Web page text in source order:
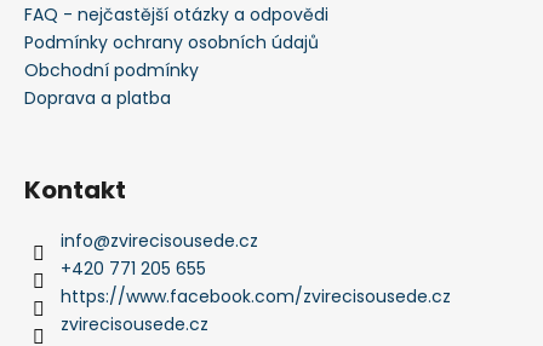
FAQ - nejčastější otázky a odpovědi
Podmínky ochrany osobních údajů
Obchodní podmínky
Doprava a platba
Kontakt
info@zvirecisousede.cz
+420 771 205 655
https://www.facebook.com/zvirecisousede.cz
zvirecisousede.cz